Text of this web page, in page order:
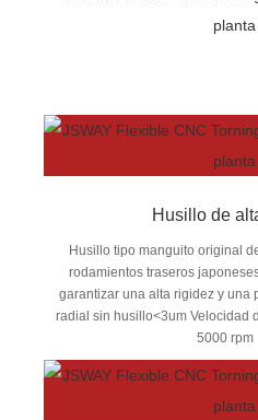
Husillo de
Husillo tipo manguito original
rodamientos traseros
garantizar una alta rigidez y una
radial sin husillo<3um Velocidad
5000